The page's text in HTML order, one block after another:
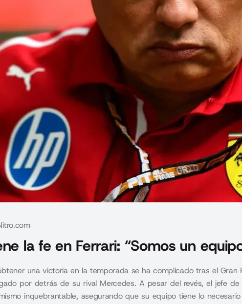
la fe en Ferrari: “Somos un
una victoria en la temporada se ha complicado tras el Gran
por detrás de su rival Mercedes. A pesar del revés, el jefe de
inquebrantable, asegurando que su equipo tiene lo